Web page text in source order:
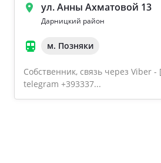
ул. Анны Ахматовой 13
Дарницкий район
м. Позняки
Собственник, связь через Viber
telegram +393337...